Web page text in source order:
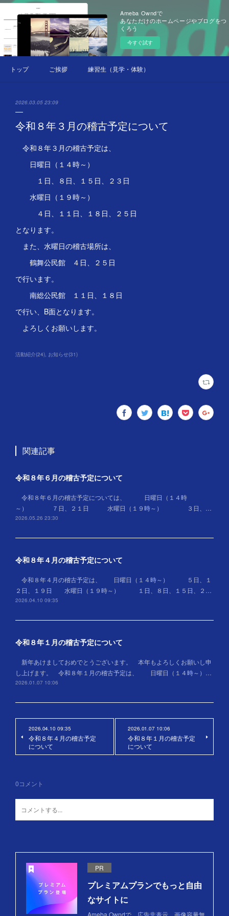
Ameba Owndで
あなただけのホームページやブログをつ
くろう
今すぐ試す
トップ ご挨拶 練習生（見学・体験）募集中
2026.03.05 23:09
令和８年３月の稽古予定について
令和８年３月の稽古予定は、
日曜日（１４時～）
１日、８日、１５日、２３日
水曜日（１９時～）
４日、１１日、１８日、２５日
となります。
また、水曜日の稽古場所は、
鶴舞公民館 ４日、２５日
で行います。
南総公民館 １１日、１８日
で行い、B面となります。
よろしくお願いします。
活動紹介(24) お知らせ(31)
関連記事
令和８年６月の稽古予定について
令和８年６月の稽古予定については、 日曜日（１４時
～） ７日、２１日 水曜日（１９時～） ３日、…
2026.05.26 23:30
令和８年４月の稽古予定について
令和８年４月の稽古予定は、 日曜日（１４時～） ５日、１
２日、１９日 水曜日（１９時～） １日、８日、１５日、２…
2026.04.10 09:35
令和８年１月の稽古予定について
新年あけましておめでとうございます。 本年もよろしくお願いし申
し上げます。 令和８年１月の稽古予定は、 日曜日（１４時～）…
2026.01.07 10:06
2026.04.10 09:35
令和８年４月の稽古予定
について
2026.01.07 10:06
令和８年１月の稽古予定
について
0コメント
PR
プレミアムプランでもっと自由
なサイトに
Ameba Owndで、広告非表示、画像容量無